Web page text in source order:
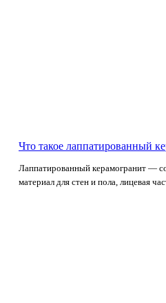
Что такое лаппатированный
Лаппатированный керамогранит —
материал для стен и пола, лицевая